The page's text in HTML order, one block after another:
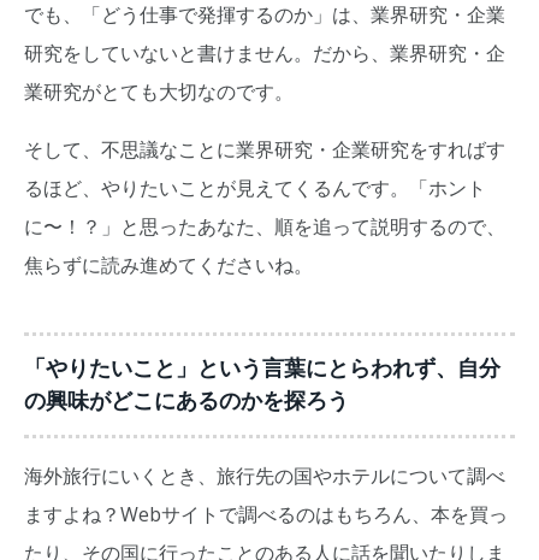
でも、「どう仕事で発揮するのか」は、業界研究・企業
研究をしていないと書けません。だから、業界研究・企
業研究がとても大切なのです。
そして、不思議なことに業界研究・企業研究をすればす
るほど、やりたいことが見えてくるんです。「ホント
に〜！？」と思ったあなた、順を追って説明するので、
焦らずに読み進めてくださいね。
「やりたいこと」という言葉にとらわれず、自分
の興味がどこにあるのかを探ろう
海外旅行にいくとき、旅行先の国やホテルについて調べ
ますよね？Webサイトで調べるのはもちろん、本を買っ
たり、その国に行ったことのある人に話を聞いたりしま